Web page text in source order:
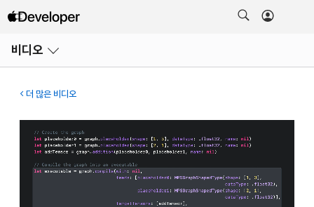
비디오
열기
더 많은 비디오